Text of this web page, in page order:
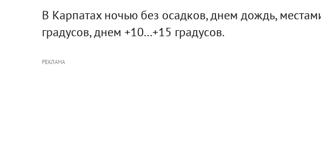
В Карпатах ночью без осадков, днем дождь,
градусов, днем +10...+15 градусов.
РЕКЛАМА